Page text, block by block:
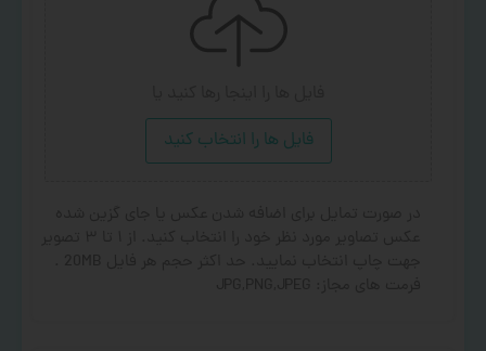
فایل ها را انتخاب کنید